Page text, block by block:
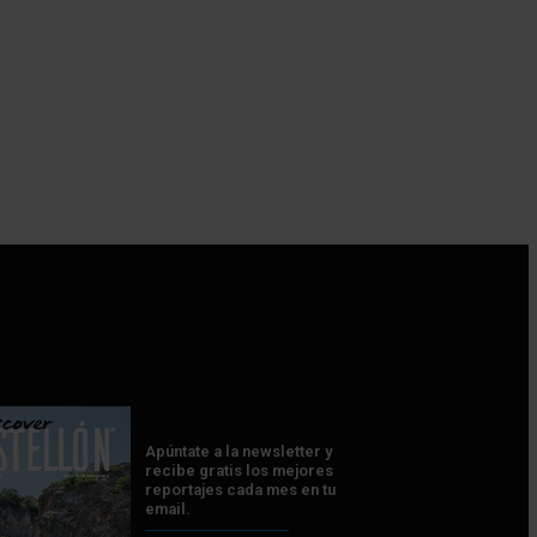
Apúntate a la newsletter y
recibe gratis los mejores
reportajes cada mes en tu
email.